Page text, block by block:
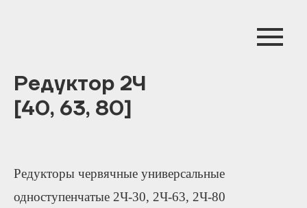
Редуктор 2Ч
[40, 63, 80]
Редукторы червячные универсальные
одноступенчатые 2Ч-30, 2Ч-63, 2Ч-80